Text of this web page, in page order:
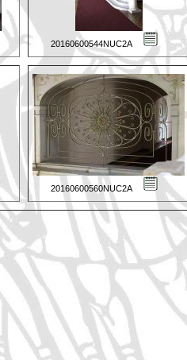
20160600544NUC2A
20160600560NUC2A